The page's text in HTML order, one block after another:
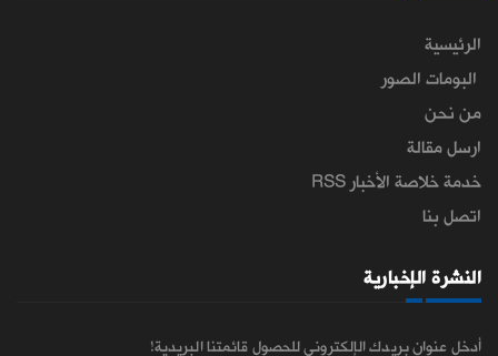
الرئيسية
البومات الصور
من نحن
ارسل مقالة
خدمة خلاصة الأخبار RSS
اتصل بنا
النشرة الإخبارية
أدخل عنوان بريدك الإلكتروني للحصول قائمتنا البريدية!